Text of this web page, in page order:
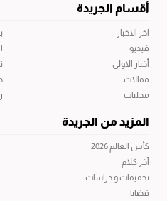
أقسام الجريدة
آخر الاخبار
فيديو
أخبار الاولى
مقالات
محليات
المزيد من الجريدة
كأس العالم 2026
آخر كلام
تحقيقات و دراسات
قضايا